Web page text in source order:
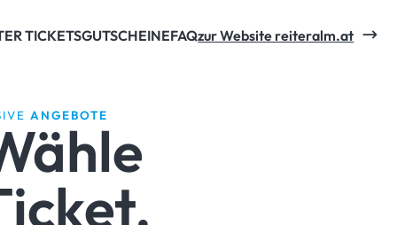
TICKETSGUTSCHEINEFAQzur Website reiteralm.at
ANGEBOTE